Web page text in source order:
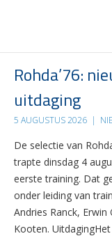
Rohda’76:
uitdaging
5 AUGUSTUS 2026 |
De selectie van
trapte dinsdag 4
eerste training. Dat
onder leiding van
Andries Ranck,
Kooten.